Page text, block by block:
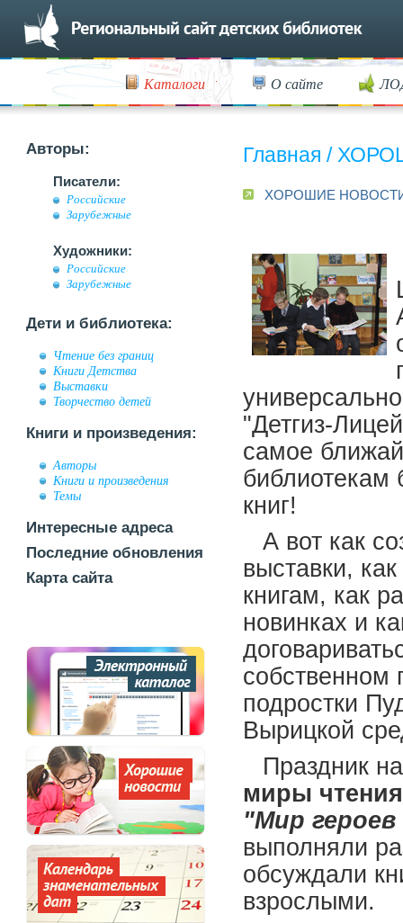
Каталоги О сайте
Авторы:
Писатели:
Российские
Зарубежные
Художники:
Российские
Зарубежные
Дети и библиотека:
Чтение без границ
Книги Детства
Выставки
Творчество детей
Книги и произведения:
Авторы
Книги и произведения
Темы
Интересные адреса
Последние обновления
Карта сайта
Главная /
ХОРОШИЕ
"Детгиз-
самое
библиотекам
книг!
А вот как
выставки,
книгам, как
новинках и
собственном
подростки
Вырицкой
Праздник
миры
"Мир
выполняли
обсуждали
взрослыми.